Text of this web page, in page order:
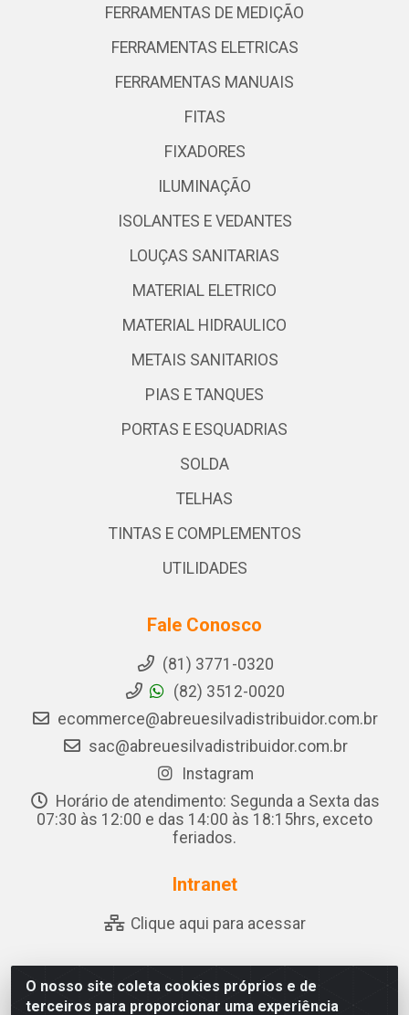
O nosso site coleta cookies próprios e de
terceiros para proporcionar uma experiência
FERRAMENTAS DE MEDIÇÃO
FERRAMENTAS ELETRICAS
FERRAMENTAS MANUAIS
FITAS
FIXADORES
ILUMINAÇÃO
ISOLANTES E VEDANTES
LOUÇAS SANITARIAS
MATERIAL ELETRICO
MATERIAL HIDRAULICO
METAIS SANITARIOS
PIAS E TANQUES
PORTAS E ESQUADRIAS
SOLDA
TELHAS
TINTAS E COMPLEMENTOS
UTILIDADES
Fale Conosco
(81) 3771-0320
(82) 3512-0020
ecommerce@abreuesilvadistribuidor.com.br
sac@abreuesilvadistribuidor.com.br
Instagram
Horário de atendimento: Segunda a Sexta das
07:30 às 12:00 e das 14:00 às 18:15hrs, exceto
feriados.
Intranet
Clique aqui para acessar
Abreu & Silva - Rua Padre Jose de Souza Leite, 265 -